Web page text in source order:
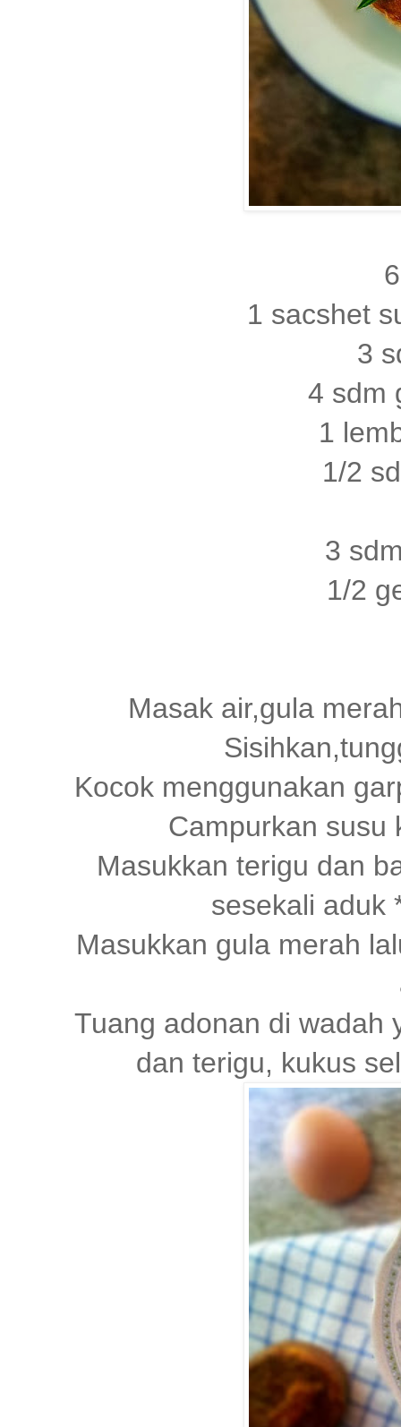
1 sacshet
3
4 sdm
1
1/2
3
1/2
Masak air,gula
Kocok menggunakan
Campurkan susu
Masukkan terigu dan
sesekali aduk
Masukkan gula merah
Tuang adonan di wadah
dan terigu, kukus